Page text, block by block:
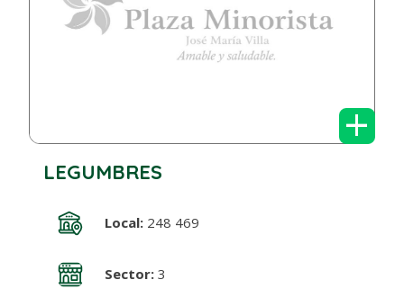
+
LEGUMBRES
Local:248 469
Sector:3